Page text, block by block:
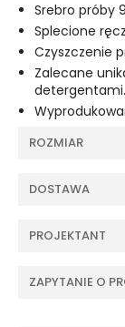
Srebro próby
Splecione
Czyszczenie
Zalecane
detergentami.
ROZMIAR
DOSTAWA
PROJEKTANT
ZAPYTANIE O